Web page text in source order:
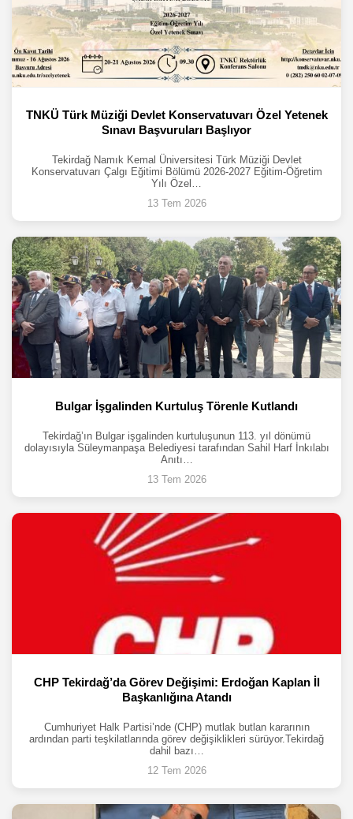
TNKÜ Türk Müziği Devlet Konservatuvarı Özel Yetenek
Sınavı Başvuruları Başlıyor
Tekirdağ Namık Kemal Üniversitesi Türk Müziği Devlet
Konservatuvarı Çalgı Eğitimi Bölümü 2026-2027 Eğitim-Öğretim
Yılı Özel…
13 Tem 2026
Bulgar İşgalinden Kurtuluş Törenle Kutlandı
Tekirdağ’ın Bulgar işgalinden kurtuluşunun 113. yıl dönümü
dolayısıyla Süleymanpaşa Belediyesi tarafından Sahil Harf İnkılabı
Anıtı…
13 Tem 2026
CHP Tekirdağ’da Görev Değişimi: Erdoğan Kaplan İl
Başkanlığına Atandı
Cumhuriyet Halk Partisi’nde (CHP) mutlak butlan kararının
ardından parti teşkilatlarında görev değişiklikleri sürüyor.Tekirdağ
dahil bazı…
12 Tem 2026